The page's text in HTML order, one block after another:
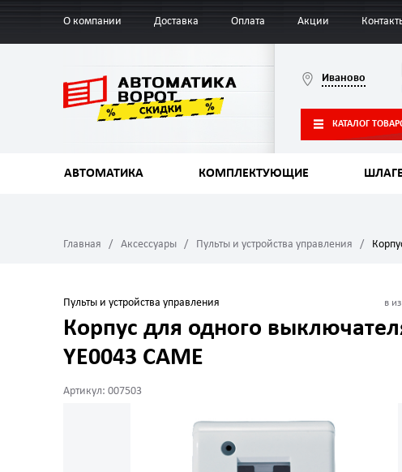
О компании Доставка Оплата Акции
Иваново
КАТАЛОГ
АВТОМАТИКА КОМПЛЕКТУЮЩИЕ
Главная Аксессуары Пульты и устройства управления
Пульты и устройства управления
Корпус для одного
YE0043 CAME
Артикул: 007503